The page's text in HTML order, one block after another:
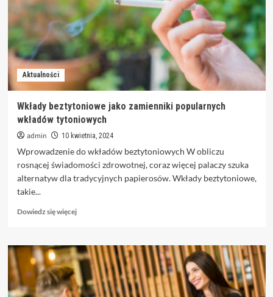
wymiar
ziołowych
doznań
Aktualności
Wkłady beztytoniowe jako zamienniki popularnych
wkładów tytoniowych
admin 10 kwietnia, 2024
Wprowadzenie do wkładów beztytoniowych W obliczu
rosnącej świadomości zdrowotnej, coraz więcej palaczy szuka
alternatyw dla tradycyjnych papierosów. Wkłady beztytoniowe,
takie...
Dowiedz się więcejDowiedz
o
Wkłady
beztytoniowe
jako
zamienniki